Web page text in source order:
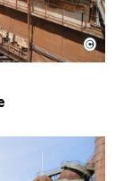
Hütte mit
Hütte | Karl
©